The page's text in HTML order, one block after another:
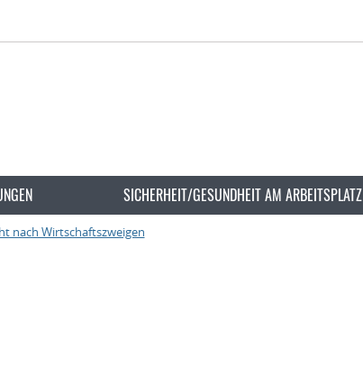
SICHERHEIT/GESUNDHEIT AM ARBEITSPLATZ
nach Wirtschaftszweigen